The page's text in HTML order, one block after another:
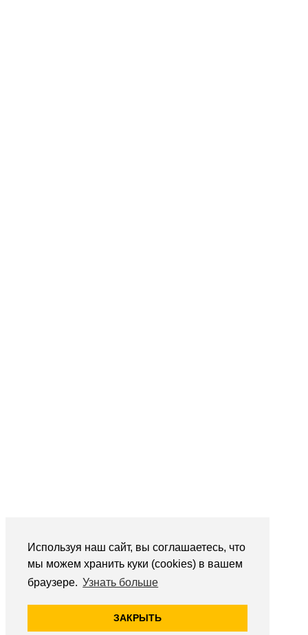
Используя наш сайт, вы соглашаетесь, что
мы можем хранить куки (cookies) в вашем
браузере. Узнать больше
ЗАКРЫТЬ